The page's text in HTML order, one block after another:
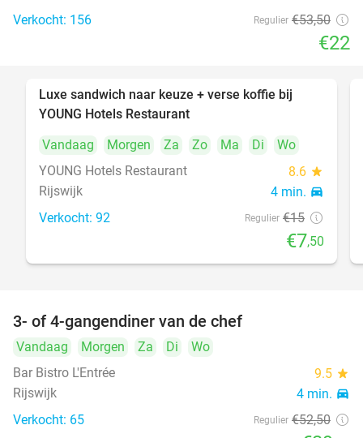
Verkocht: 156 Regulier €53,50
€22
Luxe sandwich naar keuze + verse koffie bij
YOUNG Hotels Restaurant
Vandaag
Morgen Za Zo Ma Di
Wo
YOUNG Hotels Restaurant
8.6 star
Rijswijk 4 min. directions_car
Verkocht: 92 Regulier €15
€7,50
3- of 4-gangendiner van de chef
Vandaag Morgen Za Di
Wo
Bar Bistro L'Entrée
9.5 star
Rijswijk 4 min. directions_car
Verkocht: 65 Regulier €52,50